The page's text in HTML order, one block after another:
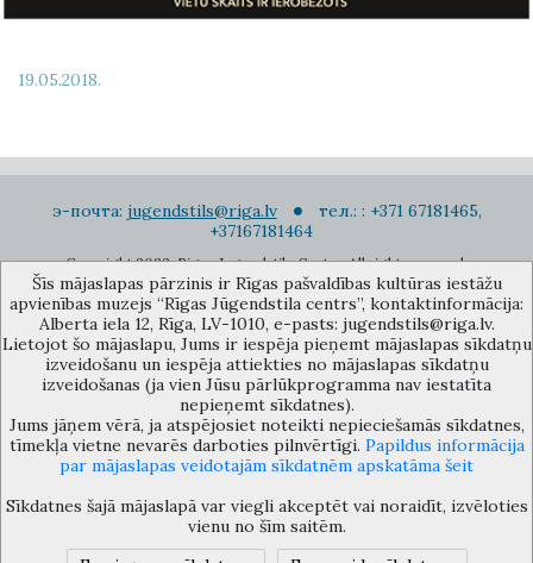
19.05.2018.
э-почта: jugendstils@riga.lv
тел.: : +371 67181465,
+37167181464
Copyright 2022. Rigas Jugendstila Centrs. All right reserved.
Подписаться на новости
Музей объединения культурных учереждений Рижского
самоуправления «Рижский центр югендстиля», улица Альберта 12,
Рига, LV 1010, Латвия (дверной код: 12), jugendstils@riga.lv
Šīs mājaslapas pārzinis ir Rīgas pašvaldības kultūras iestāžu
apvienības muzejs “Rīgas Jūgendstila centrs”, kontaktinformācija:
Alberta iela 12, Rīga, LV-1010, e-pasts: jugendstils@riga.lv.
Lietojot šo mājaslapu, Jums ir iespēja pieņemt mājaslapas sīkdatņu
izveidošanu un iespēja attiekties no mājaslapas sīkdatņu
izveidošanas (ja vien Jūsu pārlūkprogramma nav iestatīta
nepieņemt sīkdatnes).
Jums jāņem vērā, ja atspējosiet noteikti nepieciešamās sīkdatnes,
tīmekļa vietne nevarēs darboties pilnvērtīgi. Papildus informācija
par mājaslapas veidotajām sīkdatnēm apskatāma šeit
Sīkdatnes šajā mājaslapā var viegli akceptēt vai noraidīt, izvēloties
vienu no šīm saitēm.